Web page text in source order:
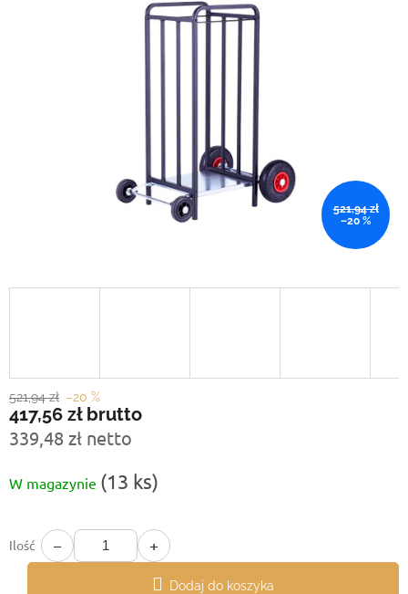
521,94 zł
–20 %
521,94 zł –20 %
417,56 zł brutto
339,48 zł netto
jednostkowa:
W magazynie (13 ks)
Ilość − +
Dodaj do koszyka